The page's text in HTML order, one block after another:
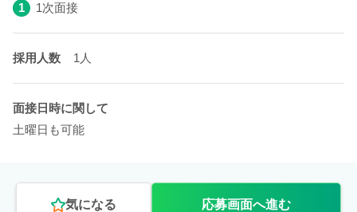
1
1次面接
採用人数 1人
面接日時に関して
土曜日も可能
気になる 応募画面へ進む